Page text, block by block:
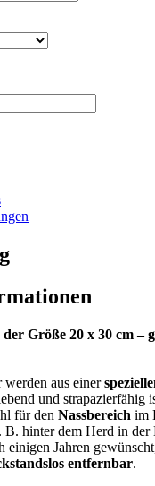
Größe 20 x 30 cm –
aus einer
und strapazierfähig
für den Nassbereich im
B. hinter dem Herd in der
einigen Jahren
entfernbar.